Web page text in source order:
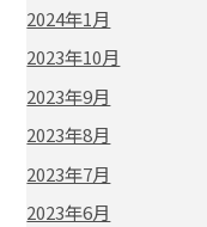
2024年1月
2023年10月
2023年9月
2023年8月
2023年7月
2023年6月